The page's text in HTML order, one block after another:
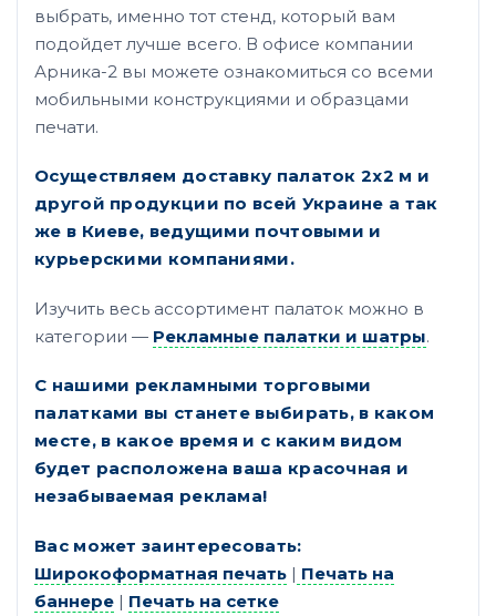
выбрать, именно тот стенд, который вам
подойдет лучше всего. В офисе компании
Арника-2 вы можете ознакомиться со всеми
мобильными конструкциями и образцами
печати.
Осуществляем доставку палаток 2х2 м и
другой продукции по всей Украине а так
же в Киеве, ведущими почтовыми и
курьерскими компаниями.
Изучить весь ассортимент палаток можно в
категории — Рекламные палатки и шатры.
С нашими рекламными торговыми
палатками вы станете выбирать, в каком
месте, в какое время и с каким видом
будет расположена ваша красочная и
незабываемая реклама!
Вас может заинтересовать:
Широкоформатная печать | Печать на
баннере | Печать на сетке